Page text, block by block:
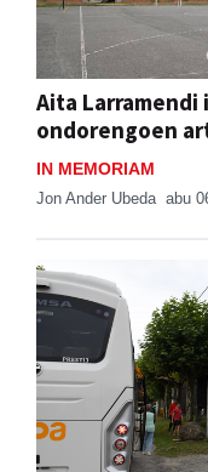
Aita
ondorengoen
IN MEMORIAM
Jon Ander Ubeda abu